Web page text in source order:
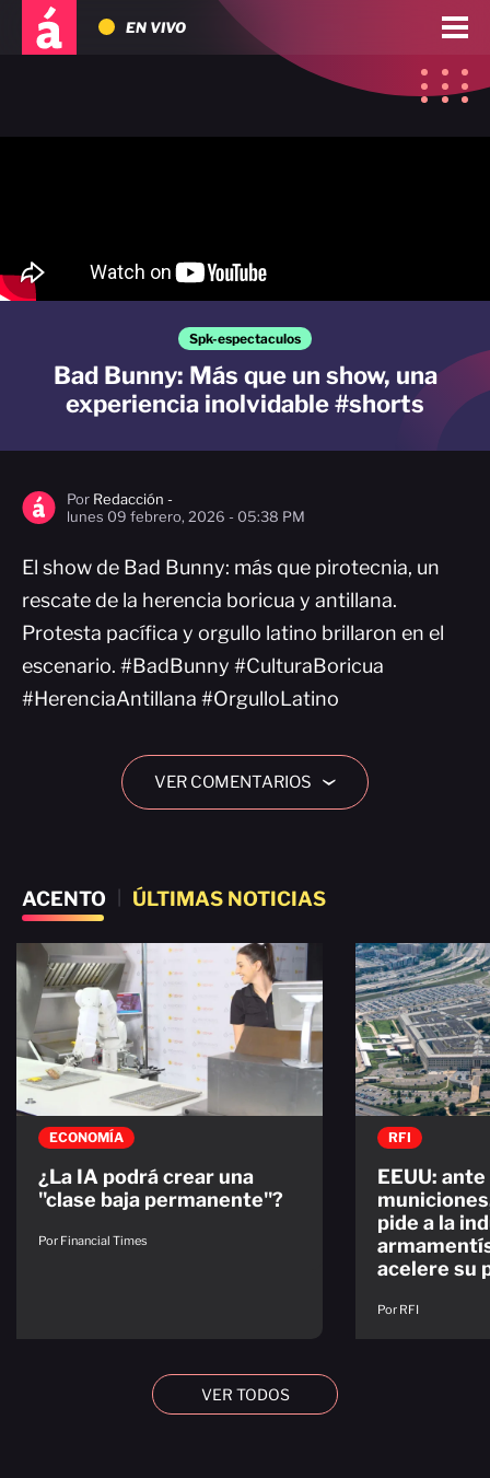
EN VIVO
Spk-espectaculos
Bad Bunny: Más que un show, una
experiencia inolvidable #shorts
Por Redacción -
lunes 09 febrero, 2026 - 05:38 PM
El show de Bad Bunny: más que pirotecnia, un
rescate de la herencia boricua y antillana.
Protesta pacífica y orgullo latino brillaron en el
escenario. #BadBunny #CulturaBoricua
#HerenciaAntillana #OrgulloLatino
VER COMENTARIOS ›
ACENTO ÚLTIMAS NOTICIAS
ECONOMÍA
¿La IA podrá crear una
"clase baja permanente"?
Por Financial Times
RFI
EEUU:
pide a la
acelere su
Por RFI
VER TODOS